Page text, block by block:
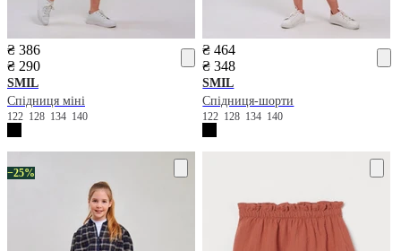
₴ 386
₴ 290
SMIL
Спідниця міні
122 128 134 140
₴ 464
₴ 348
SMIL
Спідниця-шорти
122 128 134 140
−25%